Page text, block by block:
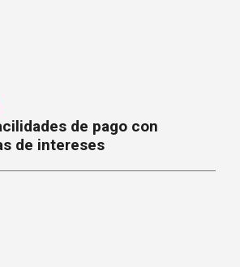
de pago con
de intereses